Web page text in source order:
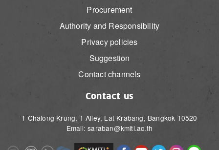
Procurement
Authority and Responsibility
Privacy policies
Suggestion
Contact channels
Contact us
1 Chalong Krung, 1 Alley, Lat Krabang, Bangkok 10520
Email: saraban@kmitl.ac.th
Image